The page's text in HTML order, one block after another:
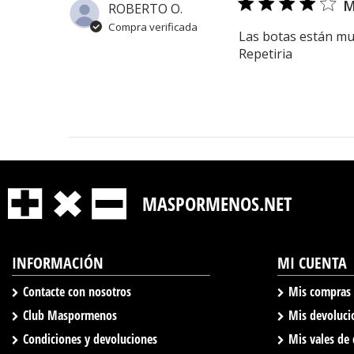
ROBERTO O.
Compra verificada
Las botas están
Repetiria
MASPORMENOS.NET
INFORMACIÓN
Contacte con nosotros
Club Maspormenos
Condiciones y devoluciones
MI CUENTA
Mis compras
Mis
Mis vales de